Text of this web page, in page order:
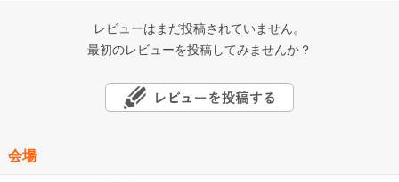
レビューはまだ投稿されていません。
最初のレビューを投稿してみませんか？
会場